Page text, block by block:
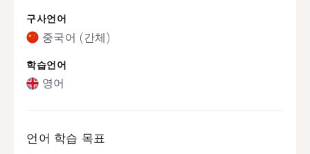
구사언어
중국어 (간체)
학습언어
영어
언어 학습 목표